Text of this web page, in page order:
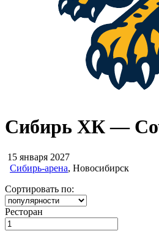
Сибирь ХК —
15 января 2027
Сибирь-арена, Новосибирск
Сортировать по:
Ресторан